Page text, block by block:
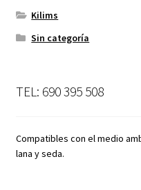
Kilims
Sin categoría
TEL: 690 395 508
Compatibles con el medio
lana y seda.